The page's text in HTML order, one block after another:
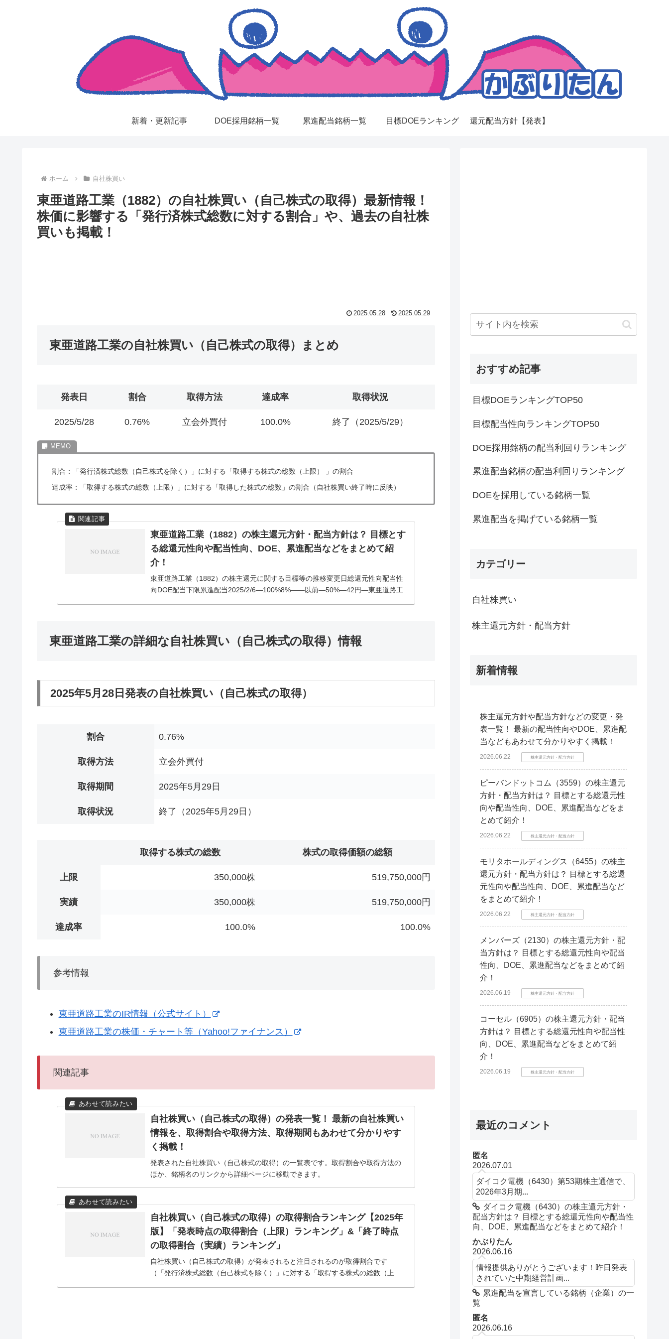
新着・更新記事 DOE採用銘柄一覧 累進配当銘柄一覧 目標DOEランキング 還元配当方針【発表】
ホーム 自社株買い
東亜道路工業（1882）の自社株買い（自己株式の取得）最新情報！
株価に影響する「発行済株式総数に対する割合」や、過去の自社株
買いも掲載！
2025.05.28 2025.05.29
東亜道路工業の自社株買い（自己株式の取得）まとめ
発表日 割合 取得方法 達成率 取得状況
2025/5/28 0.76% 立会外買付 100.0% 終了（2025/5/29）
割合：「発行済株式総数（自己株式を除く）」に対する「取得する株式の総数（上限） 」の割合
達成率：「取得する株式の総数（上限）」に対する「取得した株式の総数」の割合（自社株買い終了時に反映）
東亜道路工業（1882）の株主還元方針・配当方針は？ 目標とす
る総還元性向や配当性向、DOE、累進配当などをまとめて紹
介！
東亜道路工業（1882）の株主還元に関する目標等の推移変更日総還元性向配当性
向DOE配当下限累進配当2025/2/6―100%8%――以前―50%―42円―東亜道路工
東亜道路工業の詳細な自社株買い（自己株式の取得）情報
2025年5月28日発表の自社株買い（自己株式の取得）
割合 0.76%
取得方法 立会外買付
取得期間 2025年5月29日
取得状況 終了（2025年5月29日）
取得する株式の総数 株式の取得価額の総額
上限 350,000株 519,750,000円
実績 350,000株 519,750,000円
達成率 100.0% 100.0%
参考情報
東亜道路工業のIR情報（公式サイト）
東亜道路工業の株価・チャート等（Yahoo!ファイナンス）
関連記事
自社株買い（自己株式の取得）の発表一覧！ 最新の自社株買い
情報を、取得割合や取得方法、取得期間もあわせて分かりやす
く掲載！
発表された自社株買い（自己株式の取得）の一覧表です。取得割合や取得方法の
ほか、銘柄名のリンクから詳細ページに移動できます。
自社株買い（自己株式の取得）の取得割合ランキング【2025年
版】「発表時点の取得割合（上限）ランキング」&「終了時点
の取得割合（実績）ランキング」
自社株買い（自己株式の取得）が発表されると注目されるのが取得割合です
（「発行済株式総数（自己株式を除く）」に対する「取得する株式の総数（上
おすすめ記事
目標DOEランキングTOP50
目標配当性向ランキングTOP50
DOE採用銘柄の配当利回りランキング
累進配当銘柄の配当利回りランキング
DOEを採用している銘柄一覧
累進配当を掲げている銘柄一覧
カテゴリー
自社株買い
株主還元方針・配当方針
新着情報
株主還元方針や配当方針などの変更・発
表一覧！ 最新の配当性向やDOE、累進配
当などもあわせて分かりやすく掲載！
2026.06.22 株主還元方針・配当方針
ピーバンドットコム（3559）の株主還元
方針・配当方針は？ 目標とする総還元性
向や配当性向、DOE、累進配当などをま
とめて紹介！
2026.06.22 株主還元方針・配当方針
モリタホールディングス（6455）の株主
還元方針・配当方針は？ 目標とする総還
元性向や配当性向、DOE、累進配当など
をまとめて紹介！
2026.06.22 株主還元方針・配当方針
メンバーズ（2130）の株主還元方針・配
当方針は？ 目標とする総還元性向や配当
性向、DOE、累進配当などをまとめて紹
介！
2026.06.19 株主還元方針・配当方針
コーセル（6905）の株主還元方針・配当
方針は？ 目標とする総還元性向や配当性
向、DOE、累進配当などをまとめて紹
介！
2026.06.19 株主還元方針・配当方針
最近のコメント
匿名
2026.07.01
ダイコク電機（6430）第53期株主通信で、
2026年3月期...
ダイコク電機（6430）の株主還元方針・
配当方針は？ 目標とする総還元性向や配当性
向、DOE、累進配当などをまとめて紹介！
かぶりたん
2026.06.16
情報提供ありがとうございます！昨日発表
されていた中期経営計画...
累進配当を宣言している銘柄（企業）の一
覧
匿名
2026.06.16